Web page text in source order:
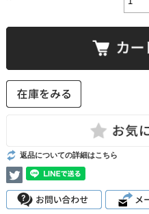
返品についての詳細はこちら